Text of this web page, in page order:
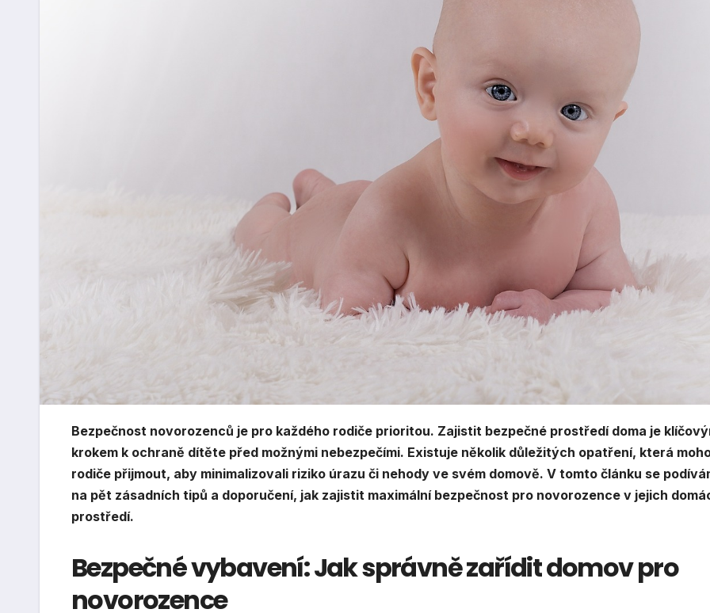
Bezpečnost novorozenců je pro každého rodiče prioritou. Zajistit bezpečné prostředí doma je
krokem k ochraně dítěte před možnými nebezpečími. Existuje několik důležitých opatření, která
rodiče přijmout, aby minimalizovali riziko úrazu či nehody ve svém domově. V tomto článku se
na pět zásadních tipů a doporučení, jak zajistit maximální bezpečnost pro novorozence v jejich
prostředí.
Bezpečné vybavení: Jak správně zařídit domov pro
novorozence